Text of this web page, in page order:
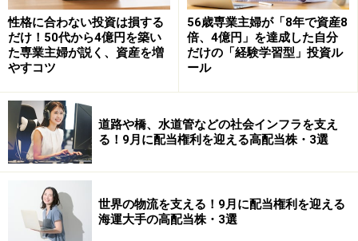
ありましたか？
おおちゃん：社会人になってからは、仕事も本当に楽し
くて、充実していました。海外の企業と仕事をしたり、
ウォール街で働くこともできたりと、大変やりがいも感
じていましたね。ただ一度だけ、仕事ではなく、お金の
面でメンタルが下がった時期がありまして。
30代半ばで教育費や家を買うなど、大きな支出が重なっ
てお金が減ってしまったのです。わかってはいたことな
のですが、やはりお金が減ると心もブルーになります
性格に合わない投資は損する
だけ！50代から4億円を築い
た専業主婦が説く、資産を増
やすコツ
56歳専業主婦が「8年で資産8
倍、4億円」を達成した自分
だけの「経験学習型」投資ル
ール
道路や橋、水道管などの社会インフラを支え
る！9月に配当権利を迎える高配当株・3選
世界の物流を支える！9月に配当権利を迎える
海運大手の高配当株・3選